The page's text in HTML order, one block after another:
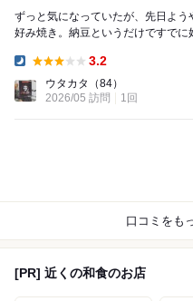
ずっと気になっていたが、先日よ
好み焼き。納豆というだけですで
3.2
ウタカタ
（84）
2026/05 訪問
1回
口コミをも
[PR] 近くの和食のお店